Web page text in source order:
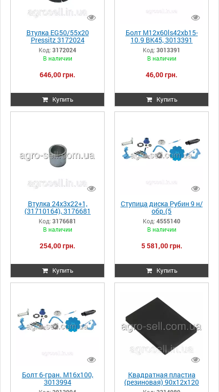
Втулка EG50/55x20
Pressitz 3172024
Код: 3172024
В наличии
646,00 грн.
Купить
Болт M12x60ls42xb15-
10.9 BK45, 3013391
Код: 3013391
В наличии
46,00 грн.
Купить
Втулка 24х3х22+1,
(31710164), 3176681
Код: 3176681
В наличии
254,00 грн.
Купить
Ступица диска Рубин 9 н/
обр.(5
отв.)D185/160x58,5 Zn
Рубин, 4555140
Код: 4555140
В наличии
5 581,00 грн.
Купить
Болт 6-гран. М16х100,
3013994
Квадратная пластиа
(резиновая) 90х12х120
Lemken Рубин 9 U